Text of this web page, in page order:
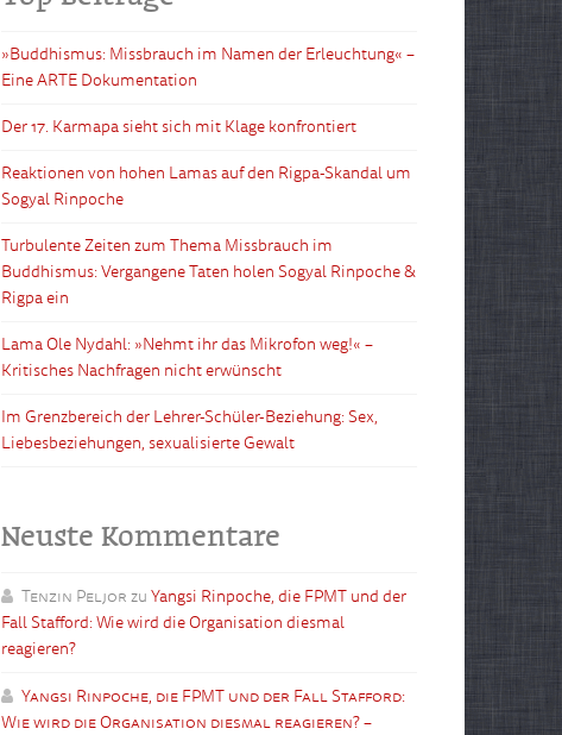
»Buddhismus: Missbrauch im Namen der Erleuchtung« –
Eine ARTE Dokumentation
Der 17. Karmapa sieht sich mit Klage konfrontiert
Reaktionen von hohen Lamas auf den Rigpa-Skandal um
Sogyal Rinpoche
Turbulente Zeiten zum Thema Missbrauch im
Buddhismus: Vergangene Taten holen Sogyal Rinpoche &
Rigpa ein
Lama Ole Nydahl: »Nehmt ihr das Mikrofon weg!« –
Kritisches Nachfragen nicht erwünscht
Im Grenzbereich der Lehrer-Schüler-Beziehung: Sex,
Liebesbeziehungen, sexualisierte Gewalt
Neuste Kommentare
Tenzin Peljor zu Yangsi Rinpoche, die FPMT und der
Fall Stafford: Wie wird die Organisation diesmal
reagieren?
Yangsi Rinpoche, die FPMT und der Fall Stafford:
Wie wird die Organisation diesmal reagieren? –